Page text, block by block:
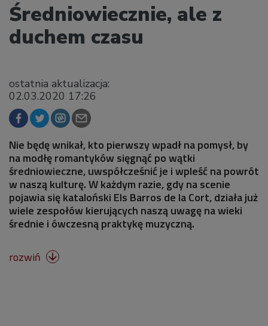
Średniowiecznie, ale z
duchem czasu
ostatnia aktualizacja:
02.03.2020 17:26
Nie będę wnikał, kto pierwszy wpadł na pomysł, by
na modłę romantyków sięgnąć po wątki
średniowieczne, uwspółcześnić je i wpleść na powrót
w naszą kulturę. W każdym razie, gdy na scenie
pojawia się kataloński Els Barros de la Cort, działa już
wiele zespołów kierujących naszą uwagę na wieki
średnie i ówczesną praktykę muzyczną.
rozwiń 